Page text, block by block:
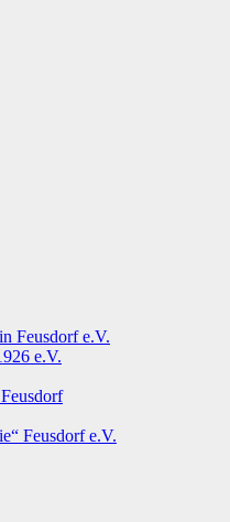
Feusdorf e.V.
e.V.
Feusdorf e.V.